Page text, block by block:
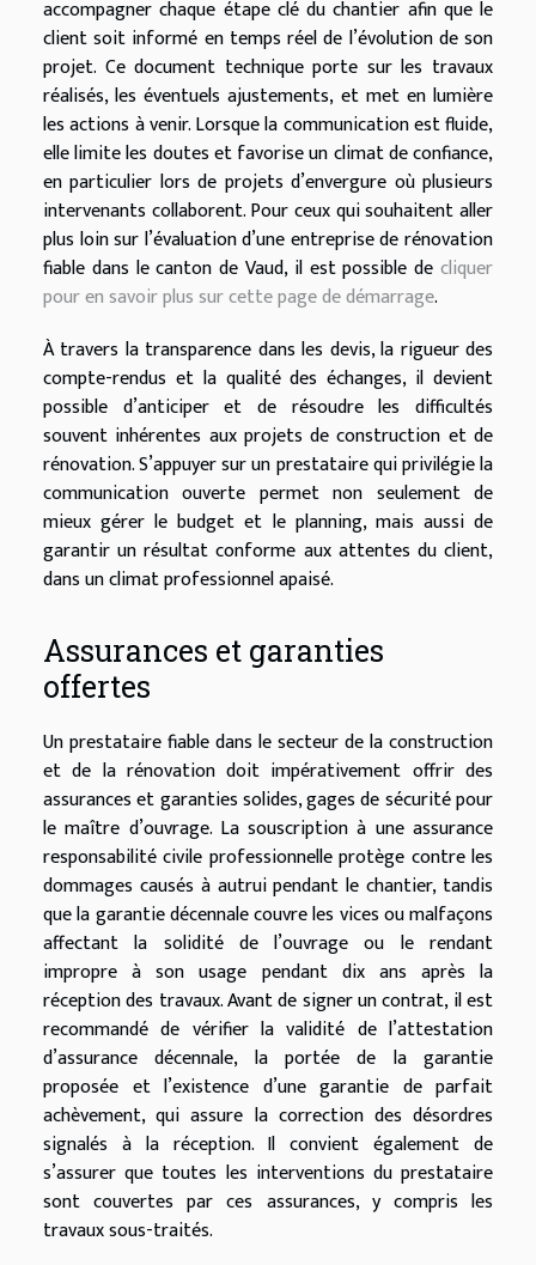
accompagner chaque étape clé du chantier afin que le
client soit informé en temps réel de l’évolution de son
projet. Ce document technique porte sur les travaux
réalisés, les éventuels ajustements, et met en lumière
les actions à venir. Lorsque la communication est fluide,
elle limite les doutes et favorise un climat de confiance,
en particulier lors de projets d’envergure où plusieurs
intervenants collaborent. Pour ceux qui souhaitent aller
plus loin sur l’évaluation d’une entreprise de rénovation
fiable dans le canton de Vaud, il est possible de cliquer
pour en savoir plus sur cette page de démarrage.
À travers la transparence dans les devis, la rigueur des
compte-rendus et la qualité des échanges, il devient
possible d’anticiper et de résoudre les difficultés
souvent inhérentes aux projets de construction et de
rénovation. S’appuyer sur un prestataire qui privilégie la
communication ouverte permet non seulement de
mieux gérer le budget et le planning, mais aussi de
garantir un résultat conforme aux attentes du client,
dans un climat professionnel apaisé.
Assurances et garanties
offertes
Un prestataire fiable dans le secteur de la construction
et de la rénovation doit impérativement offrir des
assurances et garanties solides, gages de sécurité pour
le maître d’ouvrage. La souscription à une assurance
responsabilité civile professionnelle protège contre les
dommages causés à autrui pendant le chantier, tandis
que la garantie décennale couvre les vices ou malfaçons
affectant la solidité de l’ouvrage ou le rendant
impropre à son usage pendant dix ans après la
réception des travaux. Avant de signer un contrat, il est
recommandé de vérifier la validité de l’attestation
d’assurance décennale, la portée de la garantie
proposée et l’existence d’une garantie de parfait
achèvement, qui assure la correction des désordres
signalés à la réception. Il convient également de
s’assurer que toutes les interventions du prestataire
sont couvertes par ces assurances, y compris les
travaux sous-traités.